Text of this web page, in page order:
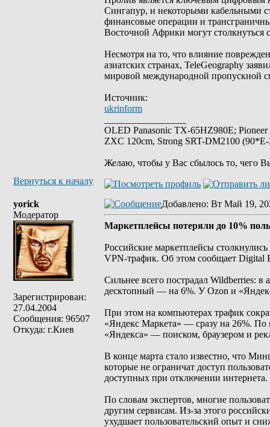
Сингапур, и некоторыми кабельными
финансовые операции и
Восточной Африки могут столкнуться
Несмотря на то, что влияние
азиатских странах, TeleGeography
мировой международной пропускной
Источник:
ukrinform
OLED Panasonic TX-65HZ980E;
ZXC 120cm, Strong SRT-DM2100
Желаю, чтобы у Вас сбылось то, чего
Вернуться к началу
yorick
Модератор
Зарегистрирован:
27.04.2004
Сообщения: 96507
Откуда: г.Киев
Добавлено: Вт Май 19,
Маркетплейсы потеряли до 10%
Российские маркетплейсы
VPN-трафик. Об этом сообщает Digital
Сильнее всего пострадал Wildberries:
десктопный — на 6%. У Ozon и
При этом на компьютерах трафик
«Яндекс Маркета» — сразу на 26%. По
«Яндекса» — поиском, браузером и
В конце марта стало известно, что
которые не ограничат доступ
доступных при отключении интернета.
По словам экспертов, многие
другим сервисам. Из-за этого
ухудшает пользовательский опыт и